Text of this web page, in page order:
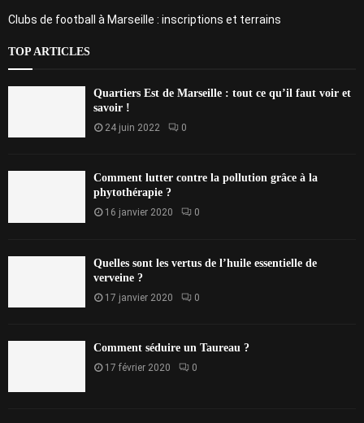
Clubs de football à Marseille : inscriptions et terrains
TOP ARTICLES
Quartiers Est de Marseille : tout ce qu’il faut voir et
savoir !
24 juin 2022 0
Comment lutter contre la pollution grâce à la
phytothérapie ?
16 janvier 2020 0
Quelles sont les vertus de l’huile essentielle de
verveine ?
17 janvier 2020 0
Comment séduire un Taureau ?
17 février 2020 0